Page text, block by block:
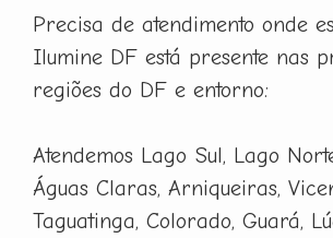
Precisa de atendimento onde
Ilumine DF está presente nas
regiões do DF e entorno:
Atendemos Lago Sul, Lago
Águas Claras, Arniqueiras,
Taguatinga, Colorado, Guará,